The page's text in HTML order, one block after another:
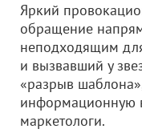
Яркий
обращение
неподходящим
и вызвавший у
«разрыв
информационную
маркетологи.